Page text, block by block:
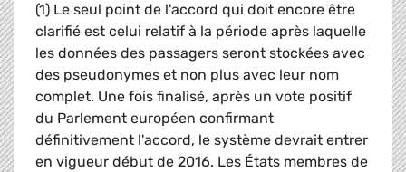
(1) Le seul point de l'accord qui doit encore être
clarifié est celui relatif à la période après laquelle
les données des passagers seront stockées avec
des pseudonymes et non plus avec leur nom
complet. Une fois finalisé, après un vote positif
du Parlement européen confirmant
définitivement l'accord, le système devrait entrer
en vigueur début de 2016. Les États membres de